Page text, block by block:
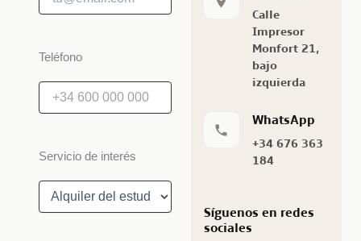
Teléfono
Servicio de interés
Calle
Impresor
Monfort 21,
bajo
izquierda
WhatsApp
+34 676 363
184
Síguenos en redes
sociales